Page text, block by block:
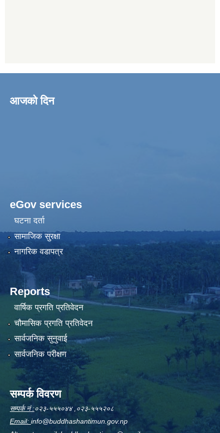
आजको दिन
eGov services
घटना दर्ता
सामाजिक सुरक्षा
नागरिक वडापत्र
Reports
वार्षिक प्रगति प्रतिवेदन
चौमासिक प्रगति प्रतिवेदन
सार्वजनिक सुनुवाई
सार्वजनिक परीक्षण
सम्पर्क विवरण
सम्पर्क नं :०२३-५५५०४४ ,०२३-५५५२०८
Email: info@buddhashantimun.gov.np